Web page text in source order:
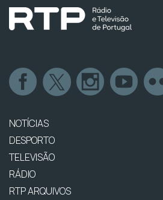
NOTÍCIAS
DESPORTO
TELEVISÃO
RÁDIO
RTP ARQUIVOS